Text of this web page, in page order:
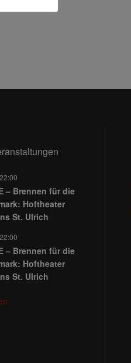
22:00
– Brennen für die
Hoftheater
St. Ulrich
22:00
– Brennen für die
Hoftheater
St. Ulrich